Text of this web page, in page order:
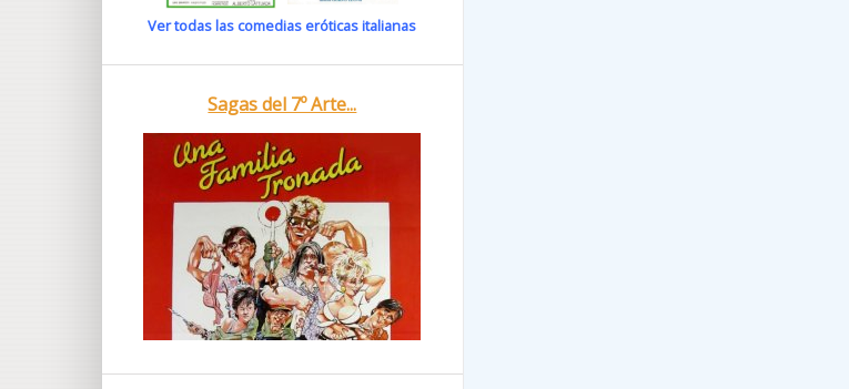
Ver todas las comedias eróticas italianas
Sagas del 7º Arte...